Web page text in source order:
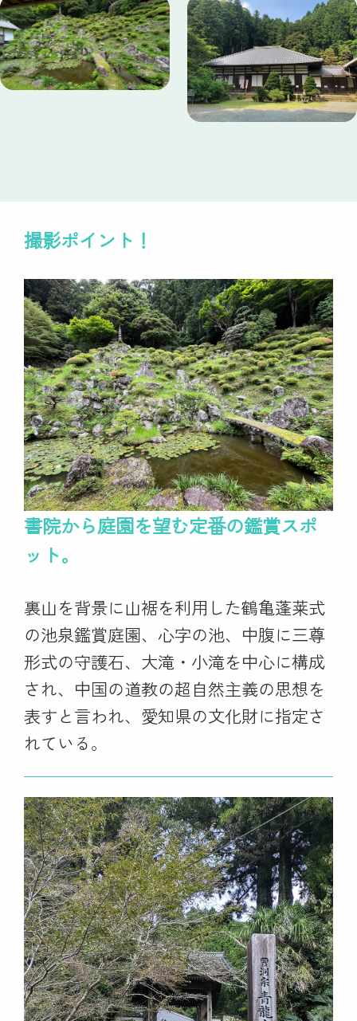
撮影ポイント！
書院から庭園を望む定番の鑑賞スポ
ット。
裏山を背景に山裾を利用した鶴亀蓬莱式
の池泉鑑賞庭園、心字の池、中腹に三尊
形式の守護石、大滝・小滝を中心に構成
され、中国の道教の超自然主義の思想を
表すと言われ、愛知県の文化財に指定さ
れている。